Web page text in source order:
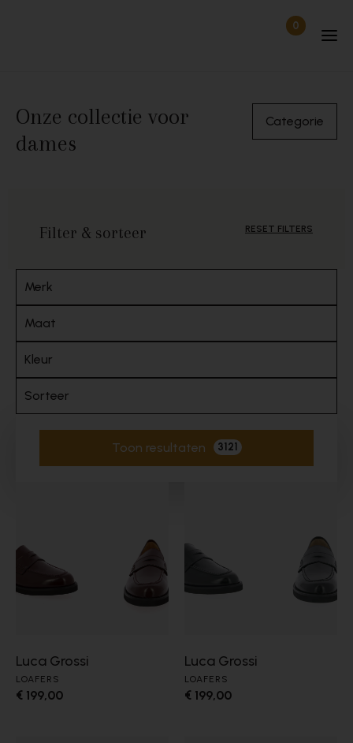
0Items in
Onze collectie voor
dames
Categorie
Filter & sorteer RESET FILTERS
Merk
Maat
Kleur
Sorteer
Toon resultaten 3121Actieve filters
Luca Grossi
LOAFERS
€ 199,00
Luca Grossi
LOAFERS
€ 199,00